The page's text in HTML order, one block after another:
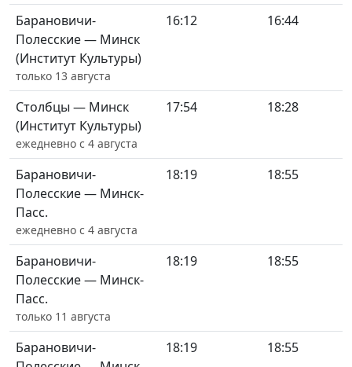
Барановичи-
Полесские — Минск
(Институт Культуры)
только 13 августа
16:12 16:44
Столбцы — Минск
(Институт Культуры)
ежедневно с 4 августа
17:54 18:28
Барановичи-
Полесские — Минск-
Пасс.
ежедневно с 4 августа
18:19 18:55
Барановичи-
Полесские — Минск-
Пасс.
только 11 августа
18:19 18:55
Барановичи-
18:19 18:55